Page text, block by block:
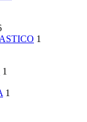
1
1
1